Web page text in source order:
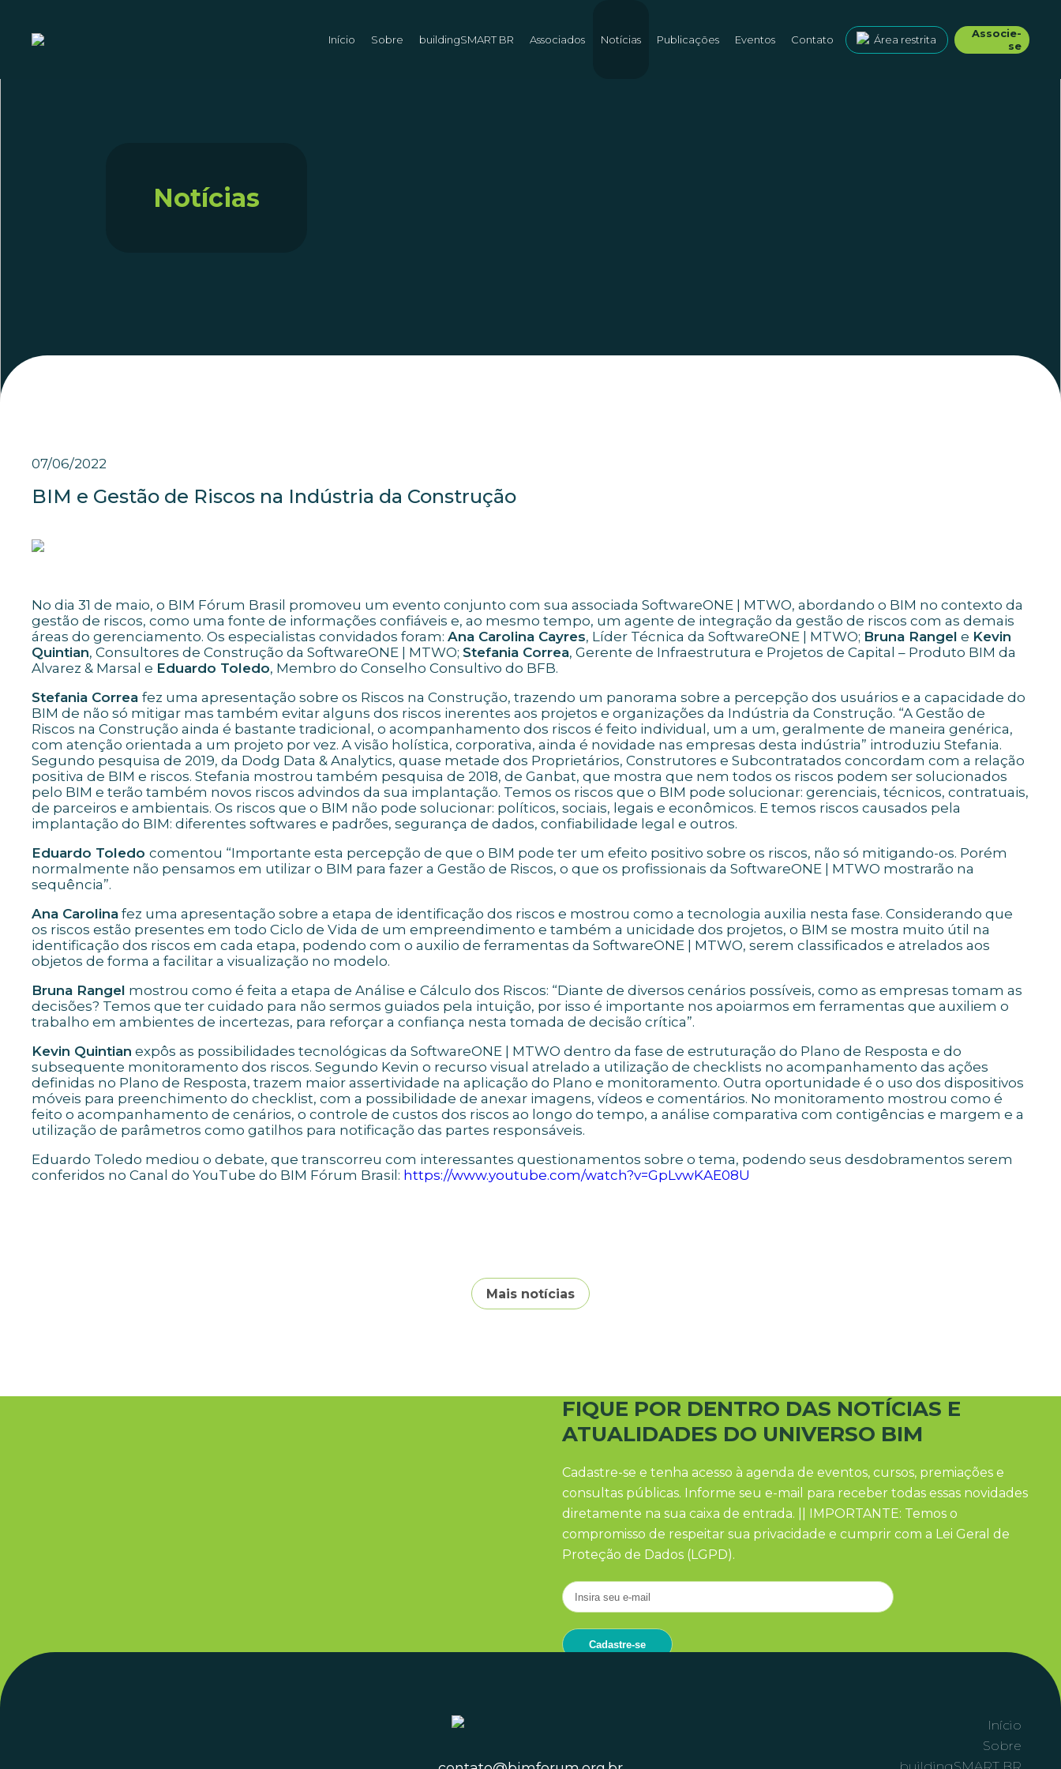
Início Sobre buildingSMART BR Associados Notícias Publicações Eventos Contato Área restrita
Associe-
se
Notícias
07/06/2022
BIM e Gestão de Riscos na Indústria da Construção
No dia 31 de maio, o BIM Fórum Brasil promoveu um evento conjunto com sua associada SoftwareONE | MTWO, abordando o BIM no contexto da
gestão de riscos, como uma fonte de informações confiáveis e, ao mesmo tempo, um agente de integração da gestão de riscos com as demais
áreas do gerenciamento. Os especialistas convidados foram:Ana Carolina Cayres, Líder Técnica da SoftwareONE | MTWO; Bruna Rangel e Kevin
Quintian, Consultores de Construção da SoftwareONE | MTWO; Stefania Correa, Gerente de Infraestrutura e Projetos de Capital – Produto BIM da
Alvarez & Marsal e Eduardo Toledo, Membro do Conselho Consultivo do BFB.
Stefania Correafez uma apresentação sobre os Riscos na Construção, trazendo um panorama sobre a percepção dos usuários e a capacidade do
BIM de não só mitigar mas também evitar alguns dos riscos inerentes aos projetos e organizações da Indústria da Construção. “A Gestão de
Riscos na Construção ainda é bastante tradicional, o acompanhamento dos riscos é feito individual, um a um, geralmente de maneira genérica,
com atenção orientada a um projeto por vez. A visão holística, corporativa, ainda é novidade nas empresas desta indústria” introduziu Stefania.
Segundo pesquisa de 2019, da Dodg Data & Analytics, quase metade dos Proprietários, Construtores e Subcontratados concordam com a relação
positiva de BIM e riscos. Stefania mostrou também pesquisa de 2018, de Ganbat, que mostra que nem todos os riscos podem ser solucionados
pelo BIM e terão também novos riscos advindos da sua implantação. Temos os riscos que o BIM pode solucionar: gerenciais, técnicos, contratuais,
de parceiros e ambientais. Os riscos que o BIM não pode solucionar: políticos, sociais, legais e econômicos. E temos riscos causados pela
implantação do BIM: diferentes softwares e padrões, segurança de dados, confiabilidade legal e outros.
Eduardo Toledocomentou “Importante esta percepção de que o BIM pode ter um efeito positivo sobre os riscos, não só mitigando-os. Porém
normalmente não pensamos em utilizar o BIM para fazer a Gestão de Riscos, o que os profissionais da SoftwareONE | MTWO mostrarão na
sequência”.
Ana Carolina fez uma apresentação sobre a etapa de identificação dos riscos e mostrou como a tecnologia auxilia nesta fase. Considerando que
os riscos estão presentes em todo Ciclo de Vida de um empreendimento e também a unicidade dos projetos, o BIM se mostra muito útil na
identificação dos riscos em cada etapa, podendo com o auxilio de ferramentas da SoftwareONE | MTWO, serem classificados e atrelados aos
objetos de forma a facilitar a visualização no modelo.
Bruna Rangel mostrou como é feita a etapa de Análise e Cálculo dos Riscos: “Diante de diversos cenários possíveis, como as empresas tomam as
decisões? Temos que ter cuidado para não sermos guiados pela intuição, por isso é importante nos apoiarmos em ferramentas que auxiliem o
trabalho em ambientes de incertezas, para reforçar a confiança nesta tomada de decisão crítica”.
Kevin Quintian expôs as possibilidades tecnológicas da SoftwareONE | MTWO dentro da fase de estruturação do Plano de Resposta e do
subsequente monitoramento dos riscos. Segundo Kevin o recurso visual atrelado a utilização de checklists no acompanhamento das ações
definidas no Plano de Resposta, trazem maior assertividade na aplicação do Plano e monitoramento. Outra oportunidade é o uso dos dispositivos
móveis para preenchimento do checklist, com a possibilidade de anexar imagens, vídeos e comentários. No monitoramento mostrou como é
feito o acompanhamento de cenários, o controle de custos dos riscos ao longo do tempo, a análise comparativa com contigências e margem e a
utilização de parâmetros como gatilhos para notificação das partes responsáveis.
​Eduardo Toledo mediou o debate, que transcorreu com interessantes questionamentos sobre o tema, podendo seus desdobramentos serem
conferidos no Canal do YouTube do BIM Fórum Brasil: https://www.youtube.com/watch?v=GpLvwKAE08U
Mais notícias
FIQUE POR DENTRO DAS NOTÍCIAS E
ATUALIDADES DO UNIVERSO BIM
Cadastre-se e tenha acesso à agenda de eventos, cursos, premiações e
consultas públicas. Informe seu e-mail para receber todas essas novidades
diretamente na sua caixa de entrada. || IMPORTANTE: Temos o
compromisso de respeitar sua privacidade e cumprir com a Lei Geral de
Proteção de Dados (LGPD).
Início
Sobre